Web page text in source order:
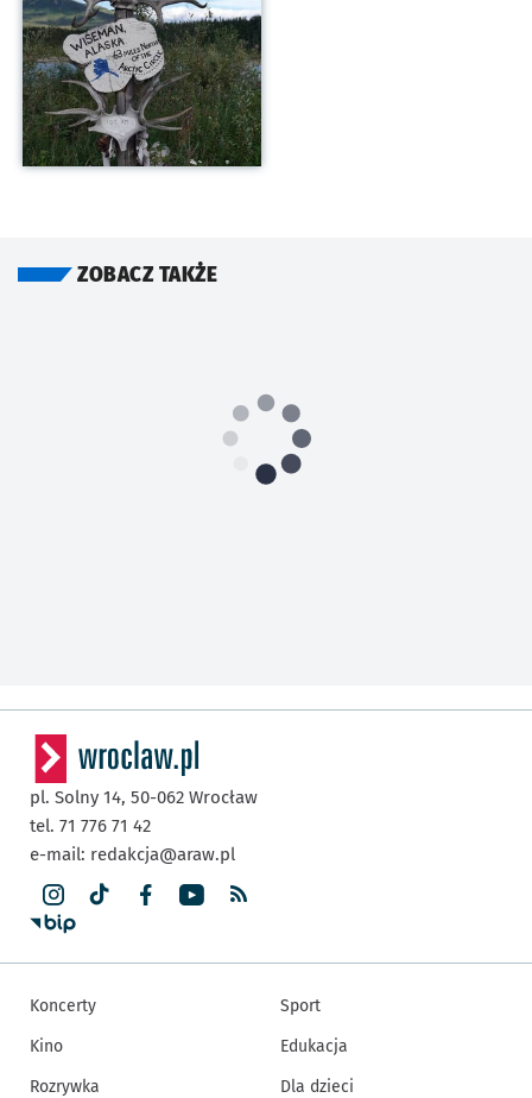
ZOBACZ TAKŻE
pl. Solny 14, 50-062 Wrocław
tel. 71 776 71 42
e-mail: redakcja@araw.pl
Koncerty
Kino
Rozrywka
Sport
Edukacja
Dla dzieci